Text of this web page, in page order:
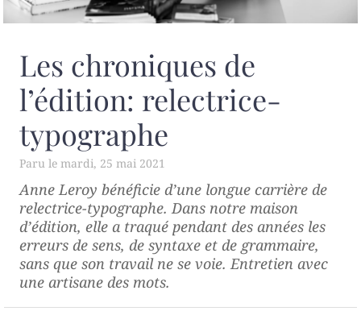
Les chroniques de
l’édition: relectrice-
typographe
mardi, 25 mai 2021
Anne Leroy bénéficie d’une longue carrière de
relectrice-typographe. Dans notre maison
d’édition, elle a traqué pendant des années les
erreurs de sens, de syntaxe et de grammaire,
sans que son travail ne se voie. Entretien avec
une artisane des mots.